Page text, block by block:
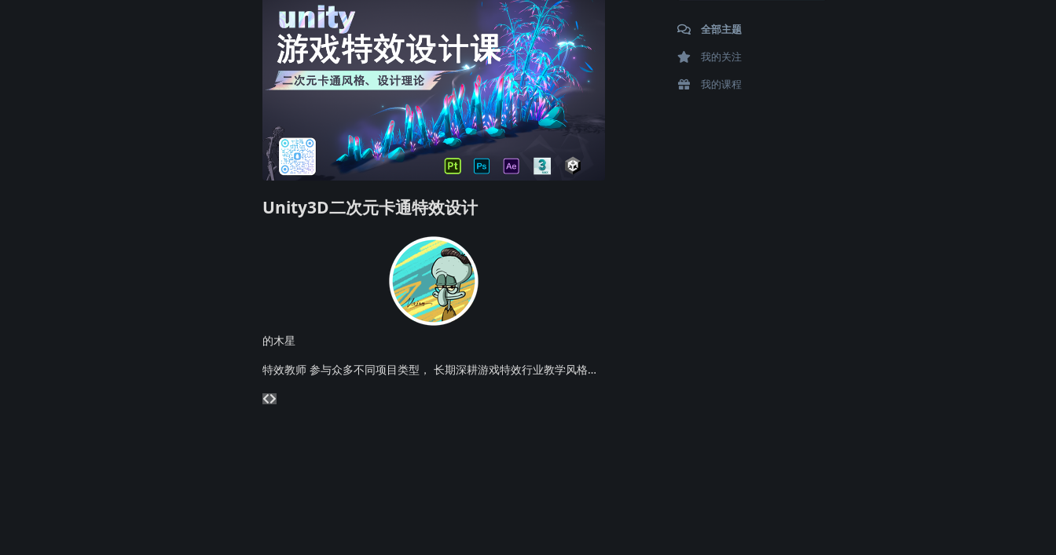
全部主题
我的关注
我的课程
Unity3D二次元卡通特效设计
的木星
特效教师 参与众多不同项目类型， 长期深耕游戏特效行业教学风格简明易懂，实用性强，深受学习者喜爱由于项目及公司性质，老师其他信息暂不公开